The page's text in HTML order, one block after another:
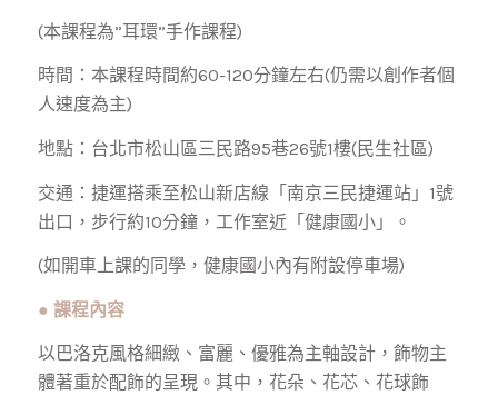
(本課程為”耳環”手作課程)
時間：本課程時間約60-120分鐘左右(仍需以創作者個
人速度為主)
地點：台北市松山區三民路95巷26號1樓(民生社區)
交通：捷運搭乘至松山新店線「南京三民捷運站」1號
出口，步行約10分鐘，工作室近「健康國小」。
(如開車上課的同學，健康國小內有附設停車場)
● 課程內容
以巴洛克風格細緻、富麗、優雅為主軸設計，飾物主
體著重於配飾的呈現。其中，花朵、花芯、花球飾